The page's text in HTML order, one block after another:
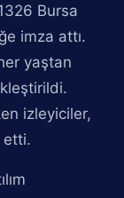
Bursa
imza attı.
yaştan
izleyiciler,
etti.